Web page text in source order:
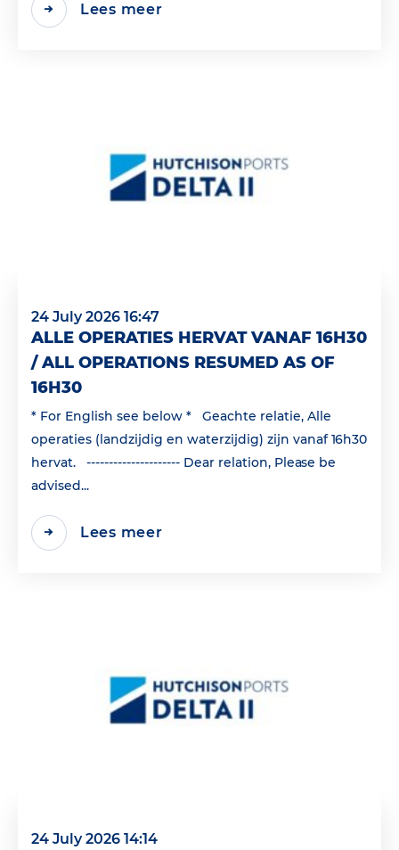
Lees meer
24 July 2026 16:47
ALLE OPERATIES HERVAT VANAF 16H30
/ ALL OPERATIONS RESUMED AS OF
16H30
* For English see below * Geachte relatie, Alle
operaties (landzijdig en waterzijdig) zijn vanaf 16h30
hervat. --------------------- Dear relation, Please be
advised...
Lees meer
24 July 2026 14:14